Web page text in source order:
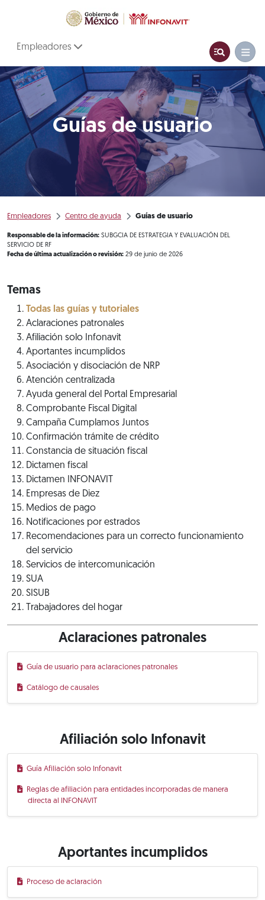
Empleadores
Guías de usuario
Empleadores Centro de ayuda Guías de usuario
Responsable de la información: SUBGCIA DE ESTRATEGIA Y EVALUACIÓN DEL
SERVICIO DE RF
Fecha de última actualización o revisión: 29 de junio de 2026
Temas
Todas las guías y tutoriales
Aclaraciones patronales
Afiliación solo Infonavit
Aportantes incumplidos
Asociación y disociación de NRP
Atención centralizada
Ayuda general del Portal Empresarial
Comprobante Fiscal Digital
Campaña Cumplamos Juntos
Confirmación trámite de crédito
Constancia de situación fiscal
Dictamen fiscal
Dictamen INFONAVIT
Empresas de Diez
Medios de pago
Notificaciones por estrados
Recomendaciones para un correcto funcionamiento
del servicio
Servicios de intercomunicación
SUA
SISUB
Trabajadores del hogar
Aclaraciones patronales
Guía de usuario para aclaraciones patronales
Catálogo de causales
Afiliación solo Infonavit
Guía Afiliación solo Infonavit
Reglas de afiliación para entidades incorporadas de manera
directa al INFONAVIT
Aportantes incumplidos
Proceso de aclaración